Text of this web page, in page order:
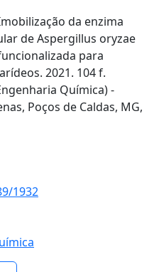
da enzima
de Aspergillus oryzae
para
2021. 104 f.
Química) -
Poços de Caldas, MG,
1932